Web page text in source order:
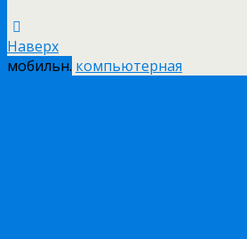
Наверх
мобильн. компьютерная